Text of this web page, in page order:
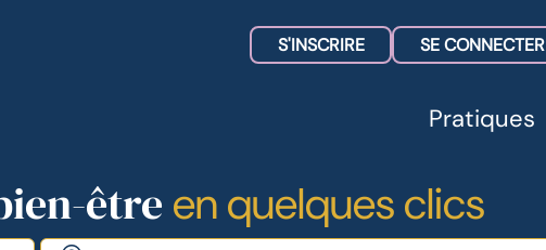
S'INSCRIRE SE CONNECTER
Pratiques
être en quelques clics